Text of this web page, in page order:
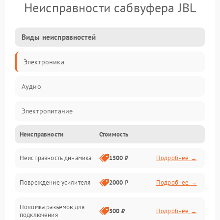
Неисправности сабвуфера JBL
Виды неисправностей
Электроника
Аудио
Электропитание
Электронные компоненты
Механика
Управление
Корпус/Герметичность
Неисправности Стоимость
Неисправность динамика 1500 ₽ Подробнее →
Повреждение усилителя 2000 ₽ Подробнее →
Поломка разъемов для
подключения
500 ₽ Подробнее →